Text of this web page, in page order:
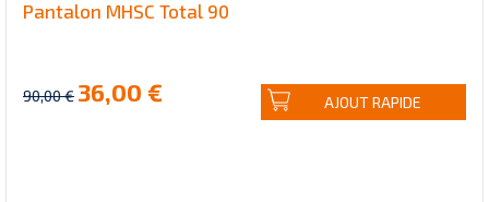
Pantalon MHSC Total 90
90,00 € 36,00 € AJOUT RAPIDE